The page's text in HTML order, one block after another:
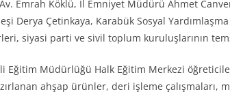
Emrah Köklü, İl Emniyet Müdürü Ahmet
eşi Derya Çetinkaya, Karabük Sosyal
siyasi parti ve sivil toplum kuruluşlarının
Eğitim Müdürlüğü Halk Eğitim Merkezi
ahşap ürünler, deri işleme çalışmaları,